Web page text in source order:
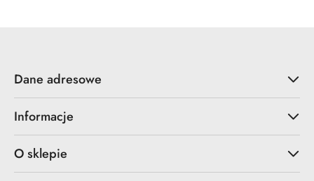
Dane adresowe
Informacje
O sklepie